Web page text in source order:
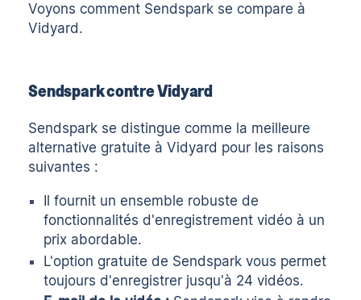
Voyons comment Sendspark se compare à
Vidyard.
Sendspark contre Vidyard
Sendspark se distingue comme la meilleure
alternative gratuite à Vidyard pour les raisons
suivantes :
Il fournit un ensemble robuste de
fonctionnalités d'enregistrement vidéo à un
prix abordable.
L'option gratuite de Sendspark vous permet
toujours d'enregistrer jusqu'à 24 vidéos.